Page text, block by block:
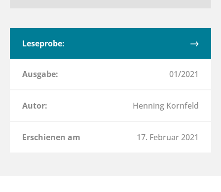
Leseprobe:
Ausgabe: 01/2021
Autor: Henning Kornfeld
Erschienen am 17. Februar 2021